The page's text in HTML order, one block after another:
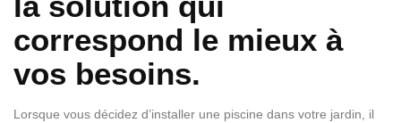
correspond le mieux à
vos besoins.
Lorsque vous décidez d’installer une piscine dans votre jardin, il